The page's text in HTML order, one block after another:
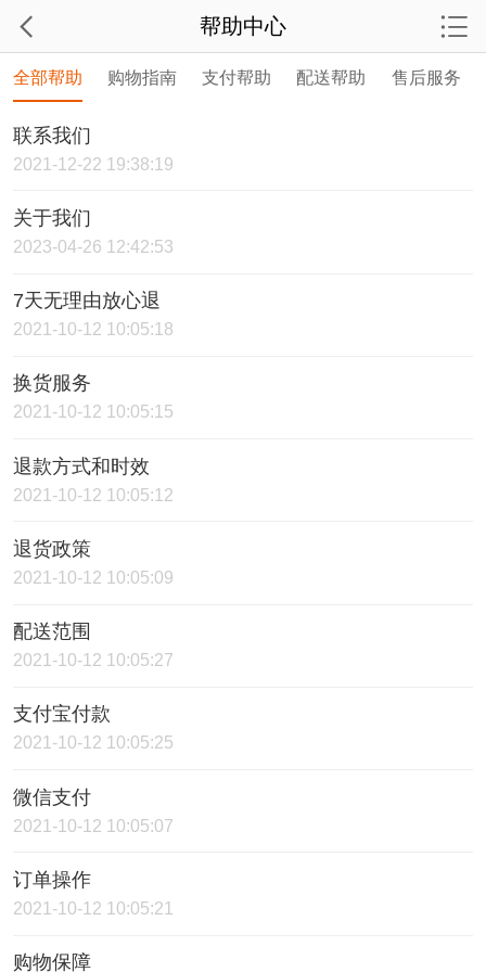
全部帮助 购物指南 支付帮助 配送帮助 售后服务
联系我们
2021-12-22 19:38:19
关于我们
2023-04-26 12:42:53
7天无理由放心退
2021-10-12 10:05:18
换货服务
2021-10-12 10:05:15
退款方式和时效
2021-10-12 10:05:12
退货政策
2021-10-12 10:05:09
配送范围
2021-10-12 10:05:27
支付宝付款
2021-10-12 10:05:25
微信支付
2021-10-12 10:05:07
订单操作
2021-10-12 10:05:21
购物保障
帮助中心